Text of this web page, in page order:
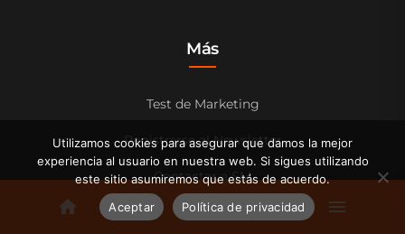
Más
Test de Marketing
Registrarse al Newsletter
Contactar a SM
Aviso de Privacidad
Utilizamos cookies para asegurar que damos la mejor
experiencia al usuario en nuestra web. Si sigues utilizando
este sitio asumiremos que estás de acuerdo.
Aceptar
Política de privacidad